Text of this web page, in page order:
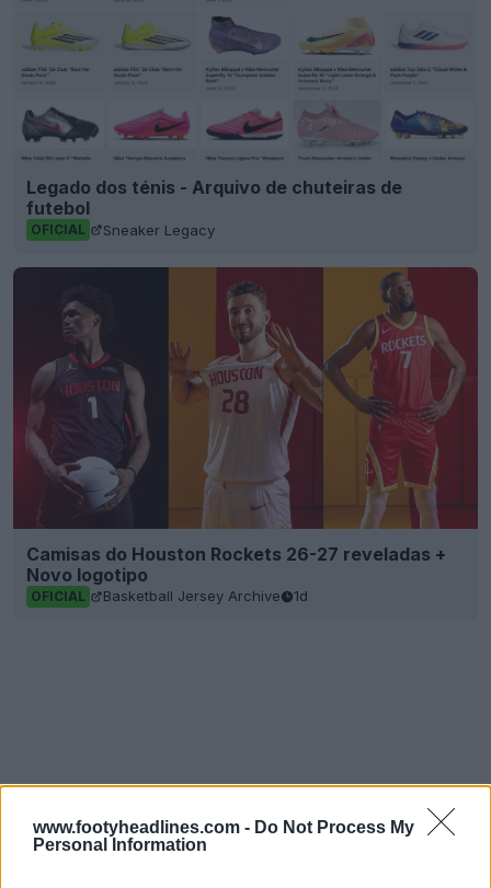
www.footyheadlines.com - Do Not Process My
Personal Information
Legado dos ténis - Arquivo de chuteiras de
futebol
OFICIAL Sneaker Legacy
Camisas do Houston Rockets 26-27 reveladas +
Novo logotipo
OFICIAL Basketball Jersey Archive 1d